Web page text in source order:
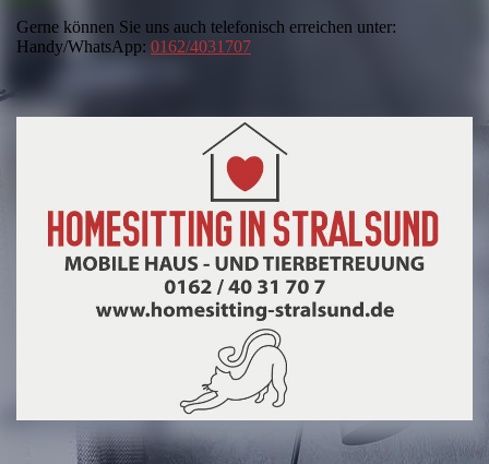
Gerne können Sie uns auch telefonisch erreichen unter:
Handy/WhatsApp: 0162/4031707